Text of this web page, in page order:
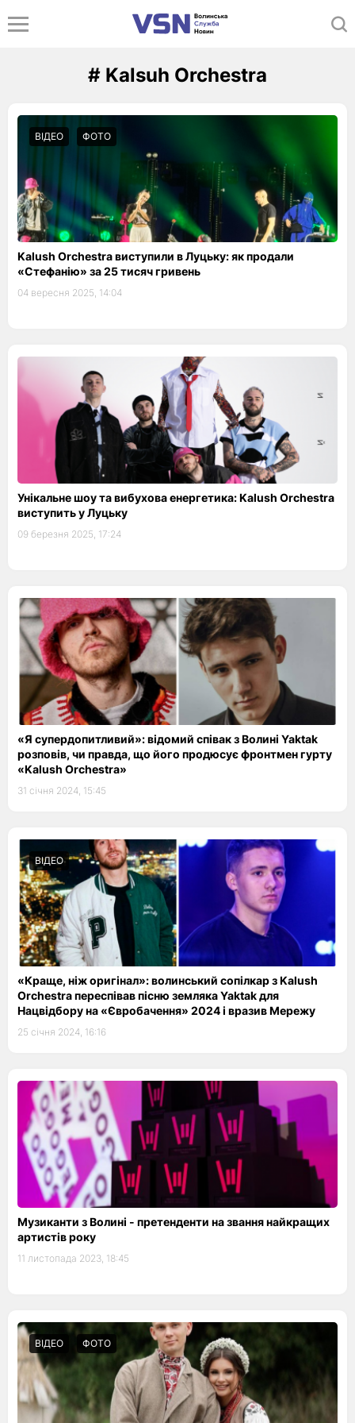
# Kalsuh Orchestra
ВІДЕО ФОТО
Kalush Orchestra виступили в Луцьку: як продали
«Стефанію» за 25 тисяч гривень
04 вересня 2025, 14:04
Унікальне шоу та вибухова енергетика: Kalush Orchestra
виступить у Луцьку
09 березня 2025, 17:24
«Я супердопитливий»: відомий співак з Волині Yaktak
розповів, чи правда, що його продюсує фронтмен гурту
«Kalush Orchestra»
31 січня 2024, 15:45
ВІДЕО
«Краще, ніж оригінал»: волинський сопілкар з Kalush
Orchestra переспівав пісню земляка Yaktak для
Нацвідбору на «Євробачення» 2024 і вразив Мережу
25 січня 2024, 16:16
Музиканти з Волині - претенденти на звання найкращих
артистів року
11 листопада 2023, 18:45
ВІДЕО ФОТО